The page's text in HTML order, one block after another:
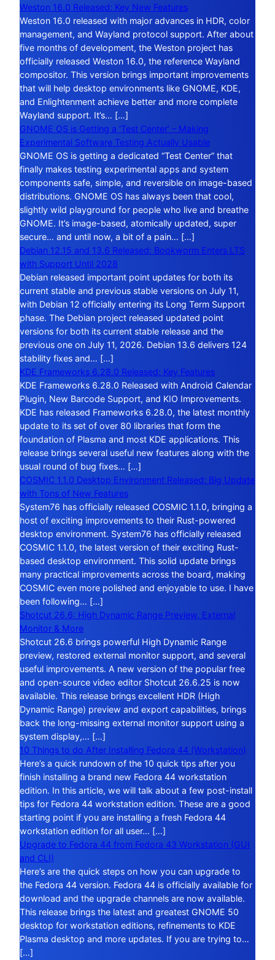
Weston 16.0 Released: Key New Features
Weston 16.0 released with major advances in HDR, color
management, and Wayland protocol support. After about
five months of development, the Weston project has
officially released Weston 16.0, the reference Wayland
compositor. This version brings important improvements
that will help desktop environments like GNOME, KDE,
and Enlightenment achieve better and more complete
Wayland support. It’s… […]
GNOME OS is Getting a ‘Test Center’ – Making
Experimental Software Testing Actually Usable
GNOME OS is getting a dedicated “Test Center” that
finally makes testing experimental apps and system
components safe, simple, and reversible on image-based
distributions. GNOME OS has always been that cool,
slightly wild playground for people who live and breathe
GNOME. It’s image-based, atomically updated, super
secure… and until now, a bit of a pain… […]
Debian 12.15 and 13.6 Released: Bookworm Enters LTS
with Support Until 2028
Debian released important point updates for both its
current stable and previous stable versions on July 11,
with Debian 12 officially entering its Long Term Support
phase. The Debian project released updated point
versions for both its current stable release and the
previous one on July 11, 2026. Debian 13.6 delivers 124
stability fixes and… […]
KDE Frameworks 6.28.0 Released: Key Features
KDE Frameworks 6.28.0 Released with Android Calendar
Plugin, New Barcode Support, and KIO Improvements.
KDE has released Frameworks 6.28.0, the latest monthly
update to its set of over 80 libraries that form the
foundation of Plasma and most KDE applications. This
release brings several useful new features along with the
usual round of bug fixes… […]
COSMIC 1.1.0 Desktop Environment Released: Big Update
with Tons of New Features
System76 has officially released COSMIC 1.1.0, bringing a
host of exciting improvements to their Rust-powered
desktop environment. System76 has officially released
COSMIC 1.1.0, the latest version of their exciting Rust-
based desktop environment. This solid update brings
many practical improvements across the board, making
COSMIC even more polished and enjoyable to use. I have
been following… […]
Shotcut 26.6: High Dynamic Range Preview, External
Monitor & More
Shotcut 26.6 brings powerful High Dynamic Range
preview, restored external monitor support, and several
useful improvements. A new version of the popular free
and open-source video editor Shotcut 26.6.25 is now
available. This release brings excellent HDR (High
Dynamic Range) preview and export capabilities, brings
back the long-missing external monitor support using a
system display,… […]
10 Things to do After Installing Fedora 44 (Workstation)
Here’s a quick rundown of the 10 quick tips after you
finish installing a brand new Fedora 44 workstation
edition. In this article, we will talk about a few post-install
tips for Fedora 44 workstation edition. These are a good
starting point if you are installing a fresh Fedora 44
workstation edition for all user… […]
Upgrade to Fedora 44 from Fedora 43 Workstation (GUI
and CLI)
Here’s are the quick steps on how you can upgrade to
the Fedora 44 version. Fedora 44 is officially available for
download and the upgrade channels are now available.
This release brings the latest and greatest GNOME 50
desktop for workstation editions, refinements to KDE
Plasma desktop and more updates. If you are trying to…
[…]